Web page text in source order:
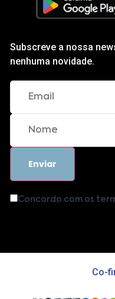
Subscreve a nossa
nenhuma novidade.
Concordo com os
Co-